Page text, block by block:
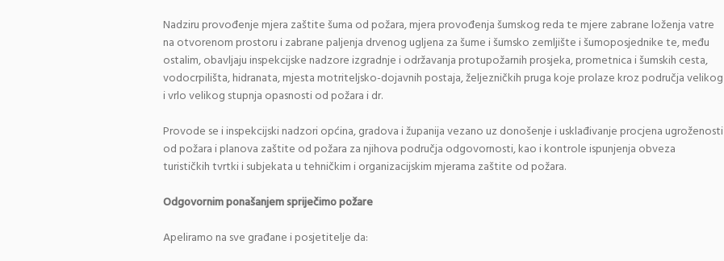
Nadziru provođenje mjera zaštite šuma od požara, mjera provođenja šumskog reda te mjere zabrane loženja vatre
na otvorenom prostoru i zabrane paljenja drvenog ugljena za šume i šumsko zemljište i šumoposjednike te, među
ostalim, obavljaju inspekcijske nadzore izgradnje i održavanja protupožarnih prosjeka, prometnica i šumskih cesta,
vodocrpilišta, hidranata, mjesta motriteljsko-dojavnih postaja, željezničkih pruga koje prolaze kroz područja velikog
i vrlo velikog stupnja opasnosti od požara i dr.
Provode se i inspekcijski nadzori općina, gradova i županija vezano uz donošenje i usklađivanje procjena ugroženosti
od požara i planova zaštite od požara za njihova područja odgovornosti, kao i kontrole ispunjenja obveza
turističkih tvrtki i subjekata u tehničkim i organizacijskim mjerama zaštite od požara.
Odgovornim ponašanjem spriječimo požare
Apeliramo na sve građane i posjetitelje da: